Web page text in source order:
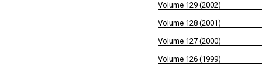
Volume 129 (2002)
Volume 128 (2001)
Volume 127 (2000)
Volume 126 (1999)